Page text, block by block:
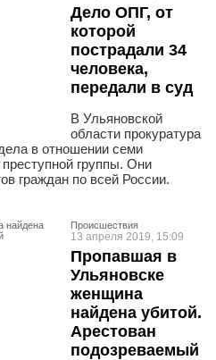
Дело ОПГ, от
которой
пострадали 34
человека,
передали в суд
В Ульяновской
области прокуратура
в отношении семи
преступной группы. Они
граждан по всей России.
Проиcшествия
13 апреля 2019, 15:09
Пропавшая в
Ульяновске
женщина
найдена убитой.
Арестован
подозреваемый